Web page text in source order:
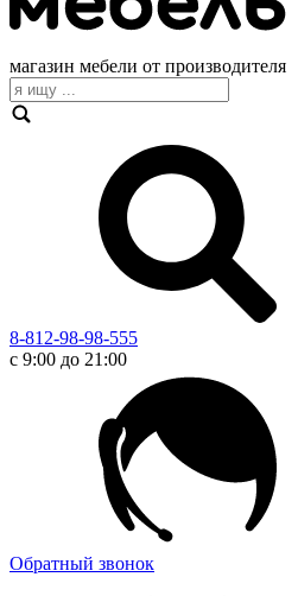
магазин мебели от производителя
8-812-98-98-555
с 9:00 до 21:00
Обратный звонок